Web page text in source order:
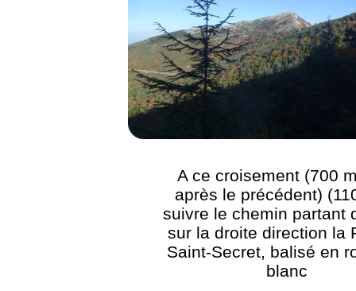
A ce croisement (700
après le précédent)
suivre le chemin partant
sur la droite direction la
Saint-Secret, balisé en
blanc